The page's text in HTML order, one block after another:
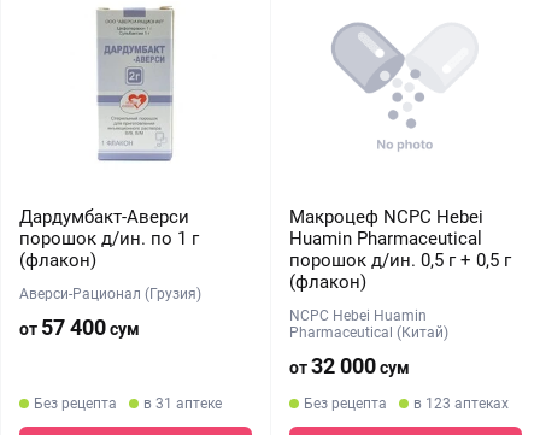
Дардумбакт-Аверси
порошок д/ин. по 1 г
(флакон)
Аверси-Рационал (Грузия)
от 57 400сум
Без рецепта в 31 аптеке
Макроцеф NCPC Hebei
Huamin Pharmaceutical
порошок д/ин. 0,5 г + 0,5 г
(флакон)
NCPC Hebei Huamin
Pharmaceutical (Китай)
от32 000сум
Без рецепта в 123 аптеках